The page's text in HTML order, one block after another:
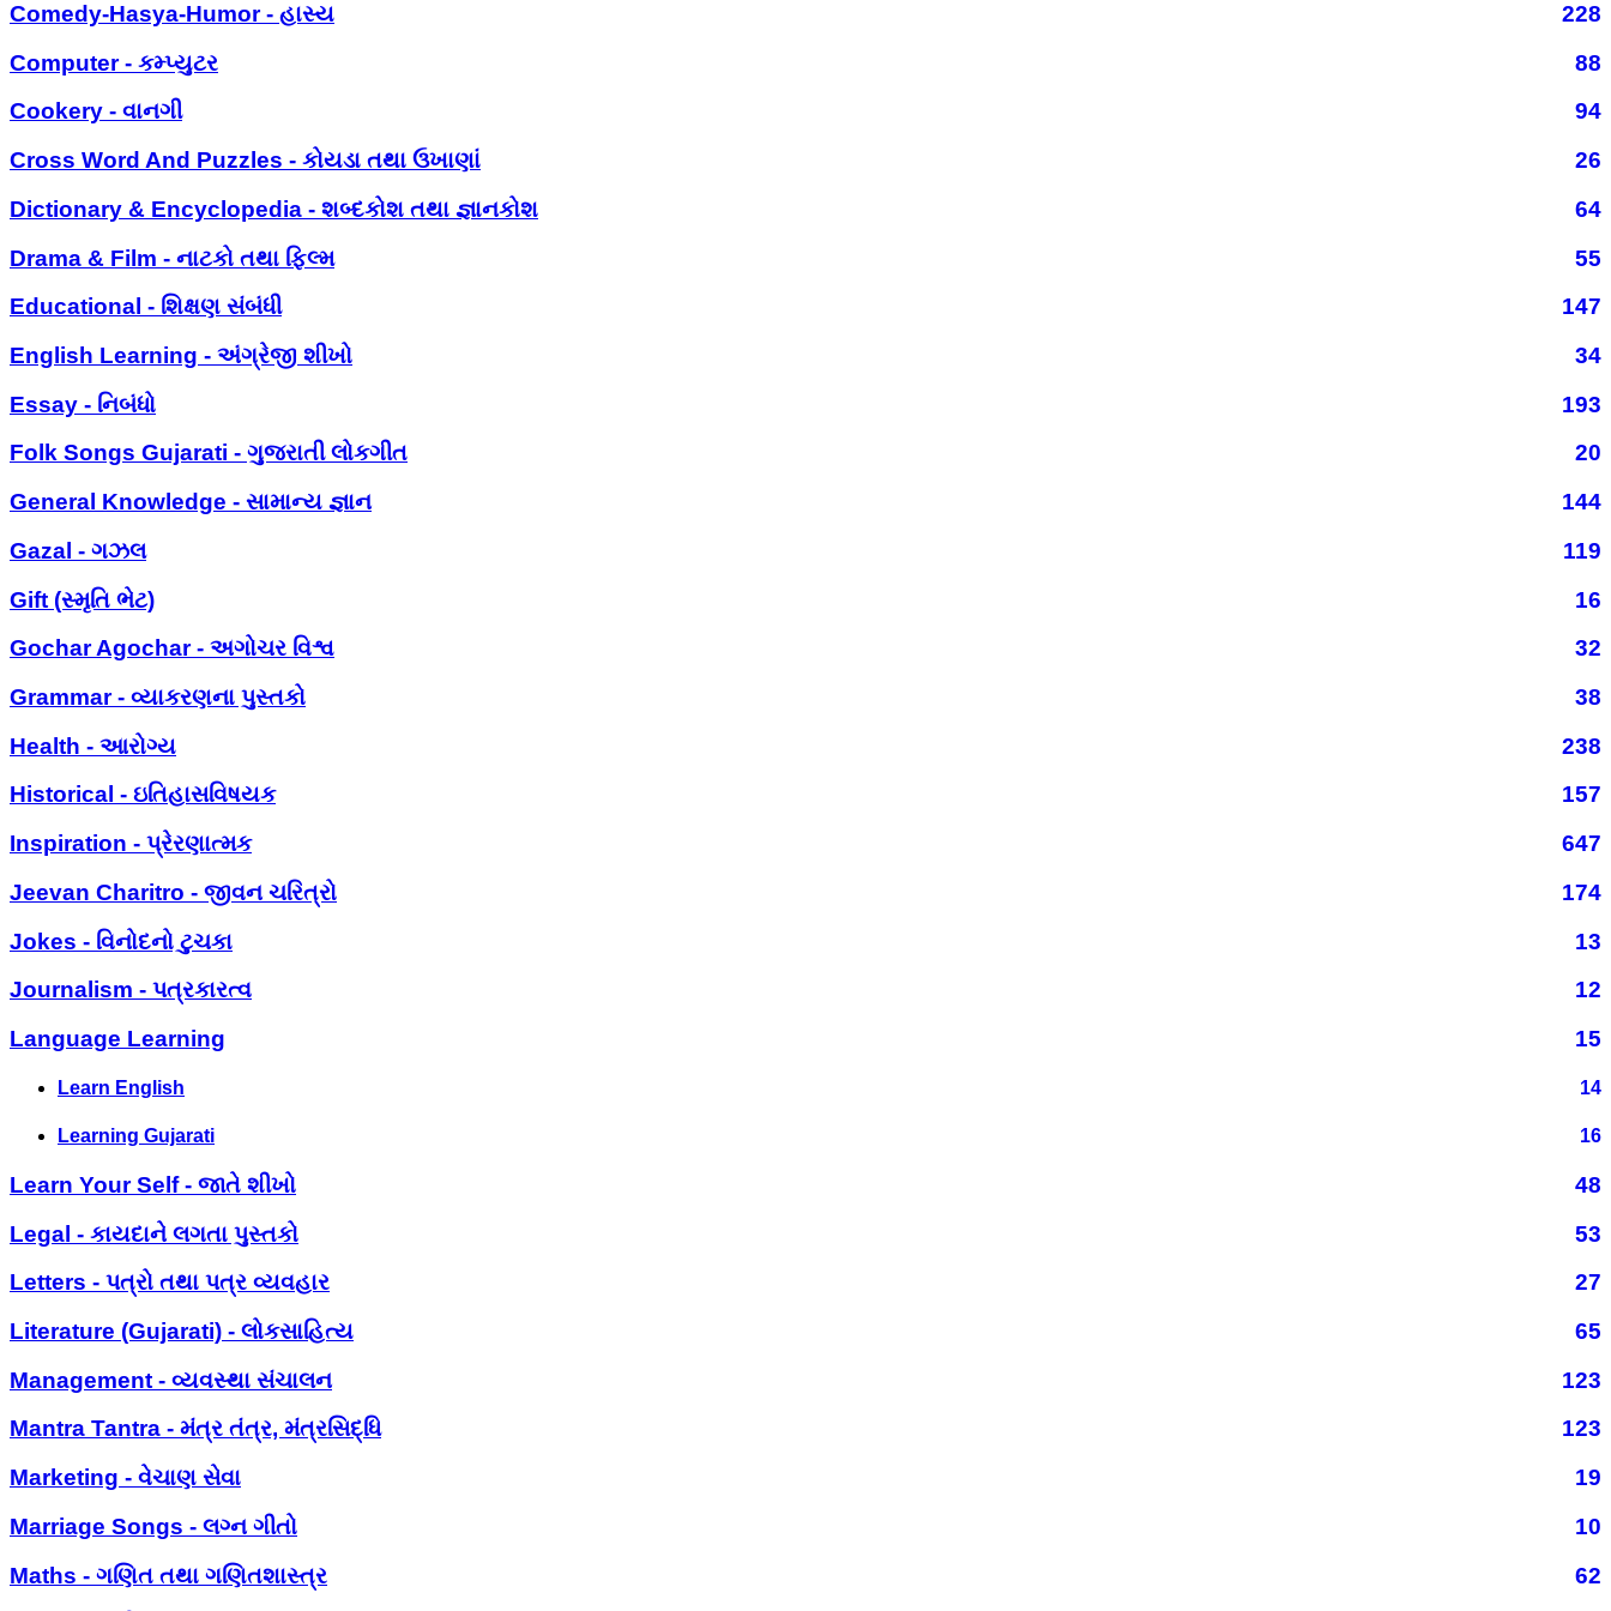
Comedy-Hasya-Humor - હાસ્ય
228
Computer - કમ્પ્યુટર
88
Cookery - વાનગી
94
Cross Word And Puzzles - કોયડા તથા ઉખાણાં
26
Dictionary & Encyclopedia - શબ્દકોશ તથા જ્ઞાનકોશ
64
Drama & Film - નાટકો તથા ફિલ્મ
55
Educational - શિક્ષણ સંબંધી
147
English Learning - અંગ્રેજી શીખો
34
Essay - નિબંધો
193
Folk Songs Gujarati - ગુજરાતી લોકગીત
20
General Knowledge - સામાન્ય જ્ઞાન
144
Gazal - ગઝલ
119
Gift (સ્મૃતિ ભેટ)
16
Gochar Agochar - અગોચર વિશ્વ
32
Grammar - વ્યાકરણના પુસ્તકો
38
Health - આરોગ્ય
238
Historical - ઇતિહાસવિષયક
157
Inspiration - પ્રેરણાત્મક
647
Jeevan Charitro - જીવન ચરિત્રો
174
Jokes - વિનોદનો ટુચકા
13
Journalism - પત્રકારત્વ
12
Language Learning
15
Learn English 14
Learning Gujarati 16
Learn Your Self - જાતે શીખો
48
Legal - કાયદાને લગતા પુસ્તકો
53
Letters - પત્રો તથા પત્ર વ્યવહાર
27
Literature (Gujarati) - લોકસાહિત્ય
65
Management - વ્યવસ્થા સંચાલન
123
Mantra Tantra - મંત્ર તંત્ર, મંત્રસિદ્ધિ
123
Marketing - વેચાણ સેવા
19
Marriage Songs - લગ્ન ગીતો
10
Maths - ગણિત તથા ગણિતશાસ્ત્ર
62